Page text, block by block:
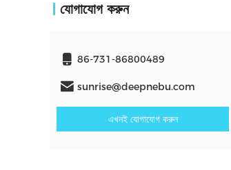
যোগাযোগ করুন
86-731-86800489
sunrise@deepnebu.com
এখনই যোগাযোগ করুন